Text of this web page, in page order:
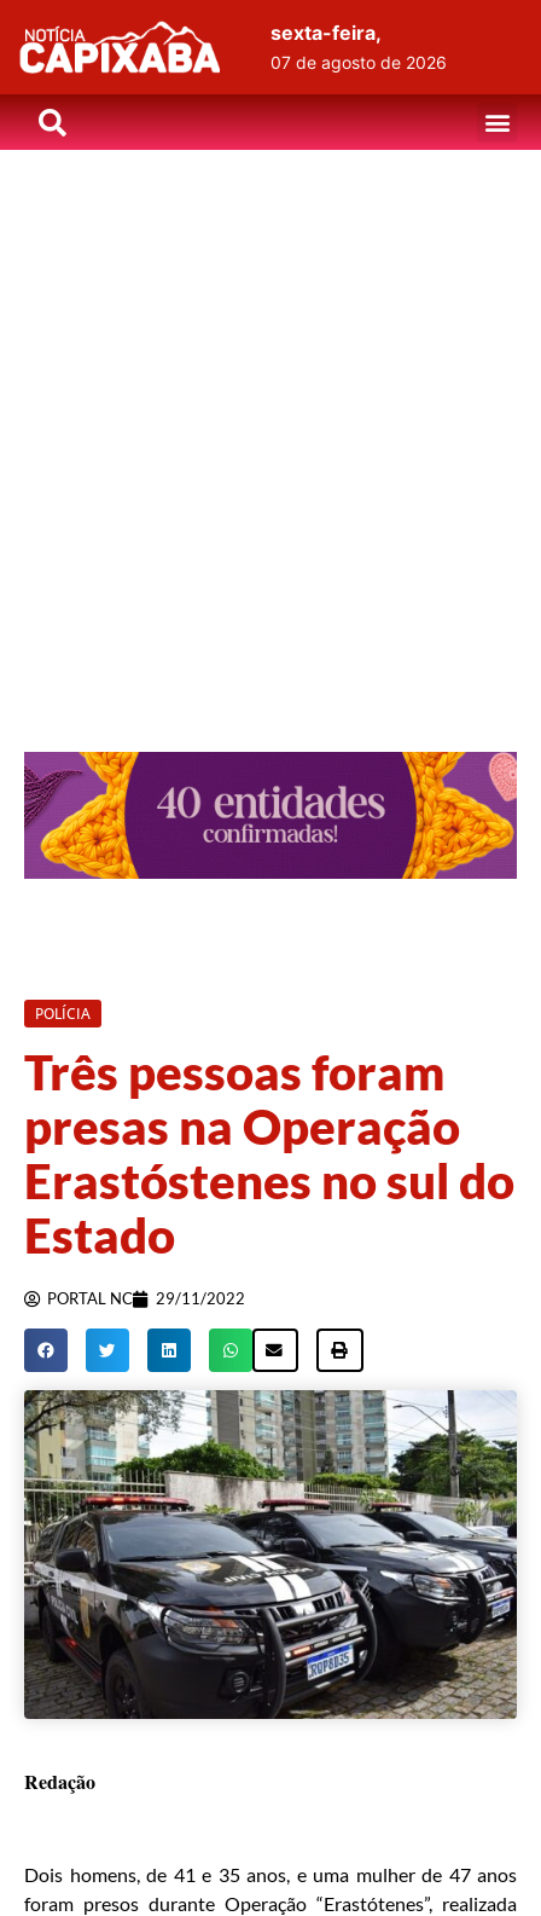
sexta-feira,
07 de agosto de 2026
POLÍCIA
Três pessoas foram
presas na Operação
Erastóstenes no sul do
Estado
PORTAL NC 29/11/2022
Redação
Dois homens, de 41 e 35 anos, e uma mulher de 47 anos
foram presos durante Operação “Erastótenes”, realizada